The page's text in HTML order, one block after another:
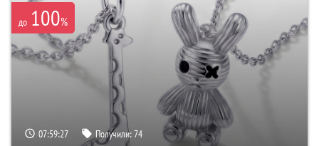
до 100%
07:59:27 Получили:74